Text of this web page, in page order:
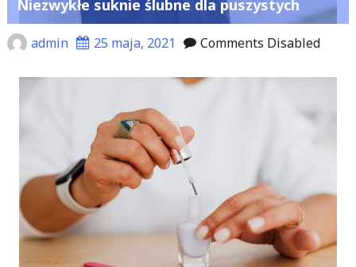
Niezwykłe suknie ślubne dla puszystych
admin 25 maja, 2021 Comments Disabled